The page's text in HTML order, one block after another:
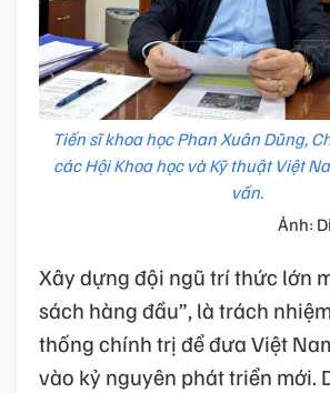
Tiến sĩ khoa học Phan Xuân Dũng,
các Hội Khoa học và Kỹ thuật Việt
vấn.
Ảnh:
Xây dựng đội ngũ trí thức lớn
sách hàng đầu”, là trách
thống chính trị để đưa Việt
vào kỷ nguyên phát triển mới.